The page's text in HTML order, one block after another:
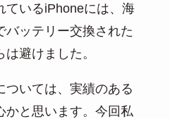
ているiPhoneには、海
バッテリー交換された
避けました。
ついては、実績のある
かと思います。今回私